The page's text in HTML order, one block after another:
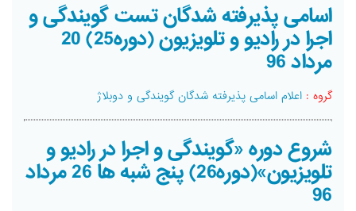
اسامی پذیرفته شدگان تست گویندگی و
اجرا در رادیو و تلویزیون (دوره25) 20
مرداد 96
گروه : اعلام اسامی پذیرفته شدگان گویندگی و دوبلاژ
شروع دوره «گویندگی و اجرا در رادیو و
تلویزیون»(دوره26) پنج شبه ها 26 مرداد
96